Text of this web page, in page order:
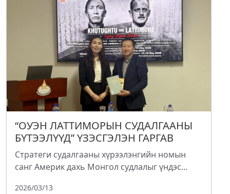
“ОУЭН ЛАТТИМОРЫН СУДАЛГААНЫ
БҮТЭЭЛҮҮД” ҮЗЭСГЭЛЭН ГАРГАВ
Стратеги судалгааны хүрээлэнгийн номын
санг Америк дахь Монгол судлалыг үндэс...
2026/03/13